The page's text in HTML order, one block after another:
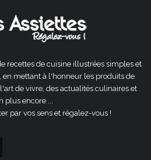
recettes de cuisine illustrées simples et
en mettant à l'honneur les produits de
de vivre, des actualités culinaires et
plus encore ...
par vos sens et régalez-vous !